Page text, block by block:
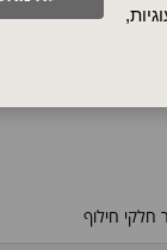
כגון: ברגי הידוק
(ממשיך להיות
חלקי חילוף